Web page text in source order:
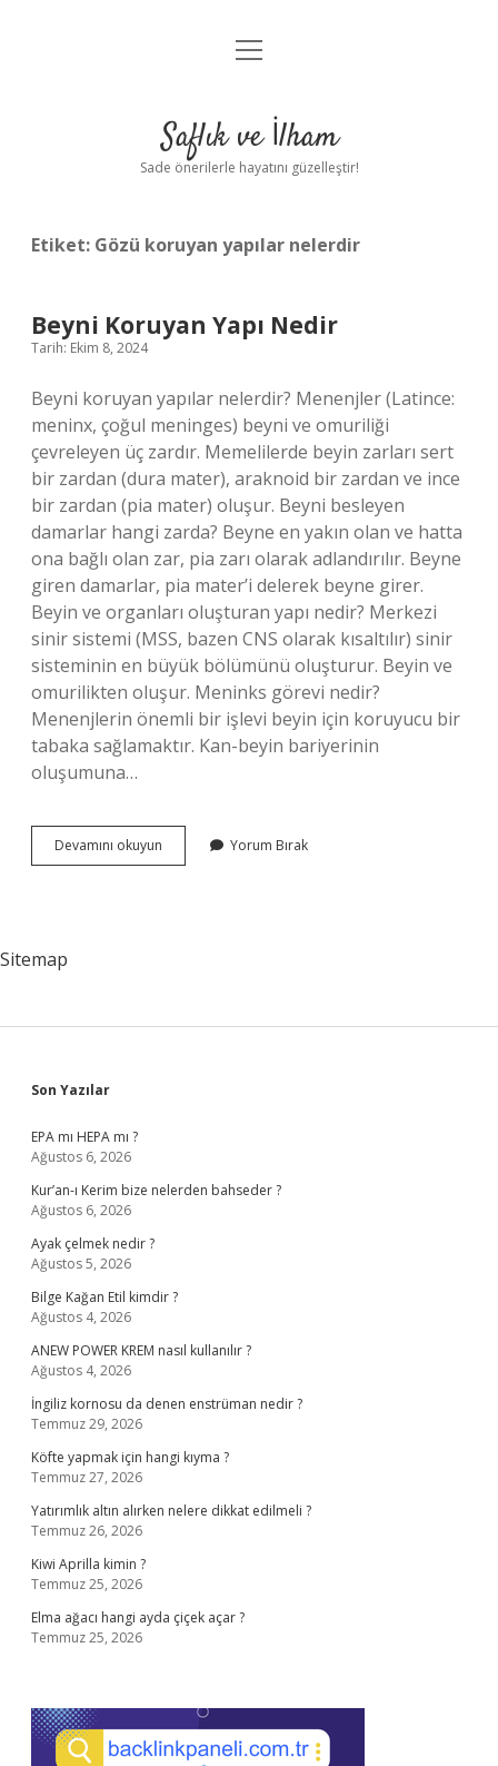
Anasayfa
Yasal Uyarı
menüyü
Saflık ve İlham
Sade önerilerle hayatını güzelleştir!
Etiket: Gözü koruyan yapılar nelerdir
Beyni Koruyan Yapı Nedir
Tarih: Ekim 8, 2024
Beyni koruyan yapılar nelerdir? Menenjler (Latince:
meninx, çoğul meninges) beyni ve omuriliği
çevreleyen üç zardır. Memelilerde beyin zarları sert
bir zardan (dura mater), araknoid bir zardan ve ince
bir zardan (pia mater) oluşur. Beyni besleyen
damarlar hangi zarda? Beyne en yakın olan ve hatta
ona bağlı olan zar, pia zarı olarak adlandırılır. Beyne
giren damarlar, pia mater’i delerek beyne girer.
Beyin ve organları oluşturan yapı nedir? Merkezi
sinir sistemi (MSS, bazen CNS olarak kısaltılır) sinir
sisteminin en büyük bölümünü oluşturur. Beyin ve
omurilikten oluşur. Meninks görevi nedir?
Menenjlerin önemli bir işlevi beyin için koruyucu bir
tabaka sağlamaktır. Kan-beyin bariyerinin
oluşumuna…
Devamını okuyun
Koruyan
Yorum Bırak
Sitemap
Sidebar
Son Yazılar
EPA mı HEPA mı ?
Ağustos 6, 2026
Kur’an-ı Kerim bize nelerden bahseder ?
Ağustos 6, 2026
Ayak çelmek nedir ?
Ağustos 5, 2026
Bilge Kağan Etil kimdir ?
Ağustos 4, 2026
ANEW POWER KREM nasıl kullanılır ?
Ağustos 4, 2026
İngiliz kornosu da denen enstrüman nedir ?
Temmuz 29, 2026
Köfte yapmak için hangi kıyma ?
Temmuz 27, 2026
Yatırımlık altın alırken nelere dikkat edilmeli ?
Temmuz 26, 2026
Kiwi Aprilla kimin ?
Temmuz 25, 2026
Elma ağacı hangi ayda çiçek açar ?
Temmuz 25, 2026